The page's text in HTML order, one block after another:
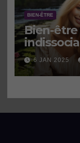
BIEN-ÊTRE
Bien-
6 JAN 2025